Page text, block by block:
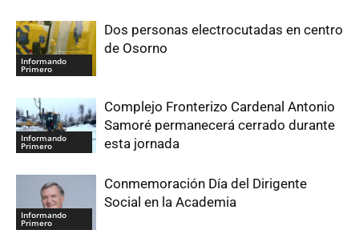
Informando
Primero
Dos personas electrocutadas en centro
de Osorno
Informando
Primero
Complejo Fronterizo Cardenal Antonio
Samoré permanecerá cerrado durante
esta jornada
Informando
Primero
Conmemoración Día del Dirigente
Social en la Academia